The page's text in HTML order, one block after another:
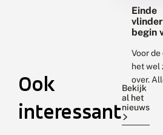
Ook
interessant
Bekijk
al het
nieuws
Einde
begin
Voor
het wel
over.
zijn nog